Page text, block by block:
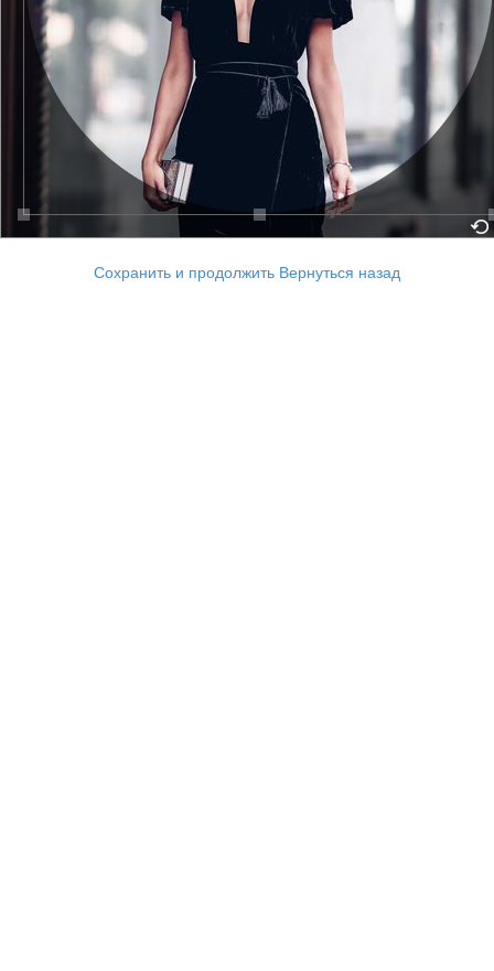
Сохранить и продолжить Вернуться назад